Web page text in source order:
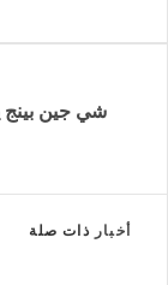
شي جين بينج
أخبار ذات صلة